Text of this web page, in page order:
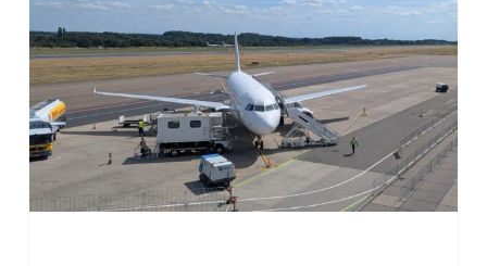
een
stressvrije
vliegreis